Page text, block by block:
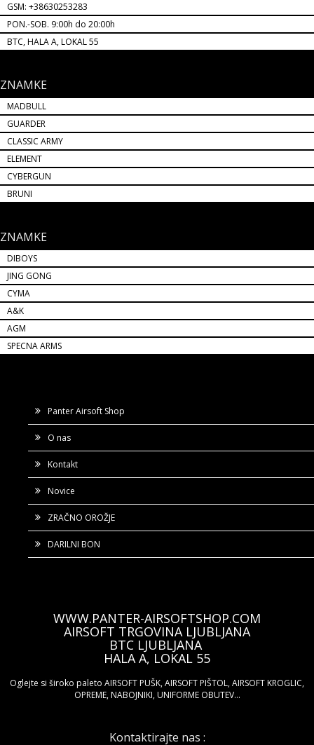
GSM: +38630253283
PON.-SOB. 9:00h do 20:00h
BTC, HALA A, LOKAL 55
ZNAMKE
MADBULL
GUARDER
CLASSIC ARMY
ELEMENT
CYBERGUN
BRUNI
ZNAMKE
DIBOYS
JING GONG
CYMA
A&K
AGM
SPECNA ARMS
Panter Airsoft Shop
O nas
Kontakt
Novice
ZRAČNO OROŽJE
DARILNI BON
WWW.PANTER-AIRSOFTSHOP.COM
AIRSOFT TRGOVINA LJUBLJANA
BTC LJUBLJANA
HALA A, LOKAL 55
Oglejte si široko paleto AIRSOFT PUŠK, AIRSOFT PIŠTOL, AIRSOFT KROGLIC,
OPREME, NABOJNIKI, UNIFORME OBUTEV...
Kontaktirajte nas :